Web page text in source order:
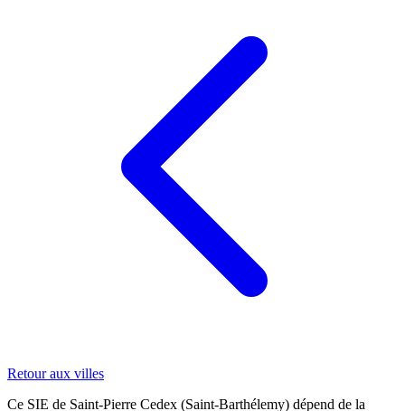
Retour aux villes
Ce SIE de Saint-Pierre Cedex (Saint-Barthélemy) dépend de la